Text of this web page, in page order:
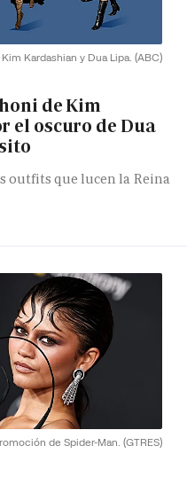
Kardashian y Dua Lipa. (ABC)
de Kim
el oscuro de Dua
outfits que lucen la Reina
de Spider-Man. (GTRES)